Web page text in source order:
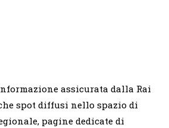
assicurata dalla Rai
spot diffusi nello spazio di
pagine dedicate di